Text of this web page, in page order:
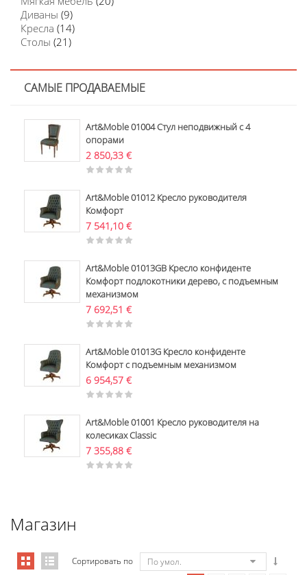
Диваны (9)
Кресла (14)
Столы (21)
САМЫЕ ПРОДАВАЕМЫЕ
Art&Moble 01004 Стул неподвижный с 4
опорами
2 850,33 €
Art&Moble 01012 Кресло руководителя
Комфорт
7 541,10 €
Art&Moble 01013GB Кресло конфиденте
Комфорт подлокотники дерево, с подъемным
механизмом
7 692,51 €
Art&Moble 01013G Кресло конфиденте
Комфорт с подъемным механизмом
6 954,57 €
Art&Moble 01001 Кресло руководителя на
колесиках Classic
7 355,88 €
Магазин
Сортировать по По умол.